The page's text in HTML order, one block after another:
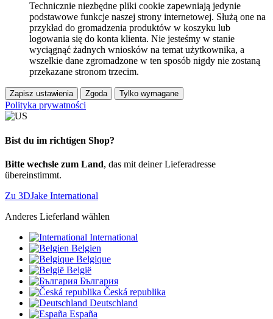
Technicznie niezbędne pliki cookie zapewniają jedynie
podstawowe funkcje naszej strony internetowej. Służą one na
przykład do gromadzenia produktów w koszyku lub
logowania się do konta klienta. Nie jesteśmy w stanie
wyciągnąć żadnych wniosków na temat użytkownika, a
wszelkie dane zgromadzone w ten sposób nigdy nie zostaną
przekazane stronom trzecim.
Zapisz ustawienia Zgoda Tylko wymagane
Polityka prywatności
Bist du im richtigen Shop?
Bitte wechsle zum Land, das mit deiner Lieferadresse
übereinstimmt.
Zu 3DJake International
Anderes Lieferland wählen
International
Belgien
Belgique
België
България
Česká republika
Deutschland
España